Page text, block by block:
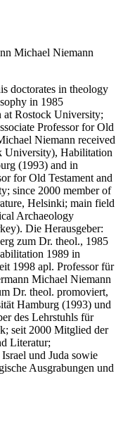
Michael Niemann
doctorates in theology
in 1985
Rostock University;
Professor for Old
Niemann received
University), Habilitation
(1993) and in
for Old Testament and
since 2000 member of
Helsinki; main field
Archaeology
Die Herausgeber:
zum Dr. theol., 1985
1989 in
1998 apl. Professor für
Michael Niemann
Dr. theol. promoviert,
Hamburg (1993) und
des Lehrstuhls für
seit 2000 Mitglied der
Literatur;
und Juda sowie
Ausgrabungen und